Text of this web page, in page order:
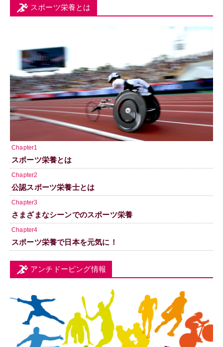
スポーツ栄養とは
Chapter1
スポーツ栄養とは
Chapter2
公認スポーツ栄養士とは
Chapter3
さまざまなシーンでのスポーツ栄養
Chapter4
スポーツ栄養で日本を元気に！
アンチドーピング情報